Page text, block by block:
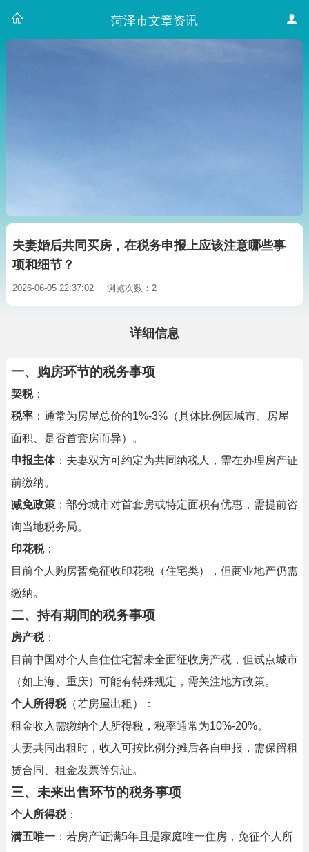
菏泽市文章资讯
夫妻婚后共同买房，在税务申报上应该注意哪些事
项和细节？
2026-06-05 22:37:02 浏览次数：2
详细信息
一、购房环节的税务事项
契税：
税率 ：通常为房屋总价的1%-3%（具体比例因城市、房屋
面积、是否首套房而异）。
申报主体：夫妻双方可约定为共同纳税人，需在办理房产证
前缴纳。
减免政策 ：部分城市对首套房或特定面积有优惠，需提前咨
询当地税务局。
印花税：
目前个人购房暂免征收印花税（住宅类），但商业地产仍需
缴纳。
二、持有期间的税务事项
房产税：
目前中国对个人自住住宅暂未全面征收房产税，但试点城市
（如上海、重庆）可能有特殊规定，需关注地方政策。
个人所得税（若房屋出租）：
租金收入需缴纳个人所得税，税率通常为10%-20%。
夫妻共同出租时，收入可按比例分摊后各自申报，需保留租
赁合同、租金发票等凭证。
三、未来出售环节的税务事项
个人所得税：
满五唯一 ：若房产证满5年且是家庭唯一住房，免征个人所